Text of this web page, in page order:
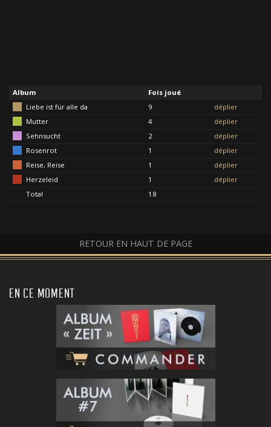
Album
Fois joué
Liebe ist für alle da
9
déplier
Mutter
4
déplier
Sehnsucht
2
déplier
Rosenrot
1
déplier
Reise, Reise
1
déplier
Herzeleid
1
déplier
Total
18
RETOUR EN HAUT DE PAGE
EN CE MOMENT